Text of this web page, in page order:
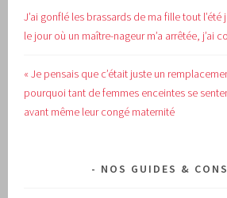
J’ai gonflé les brassards de ma fille tout l’été
le jour où un maître-nageur m’a arrêtée, j’ai
« Je pensais que c’était juste un
pourquoi tant de femmes enceintes se
avant même leur congé maternité
NOS GUIDES &